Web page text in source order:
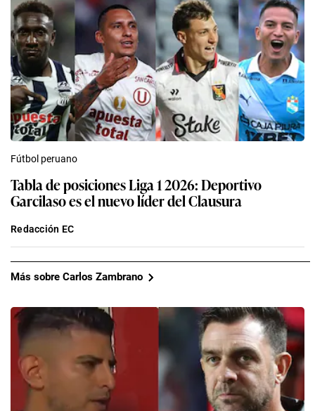
Fútbol peruano
Tabla de posiciones Liga 1 2026: Deportivo
Garcilaso es el nuevo líder del Clausura
Redacción EC
Más sobre Carlos Zambrano